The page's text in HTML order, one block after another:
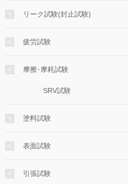
リーク試験(封止試験)
疲労試験
摩擦･摩耗試験
SRV試験
塗料試験
表面試験
引張試験